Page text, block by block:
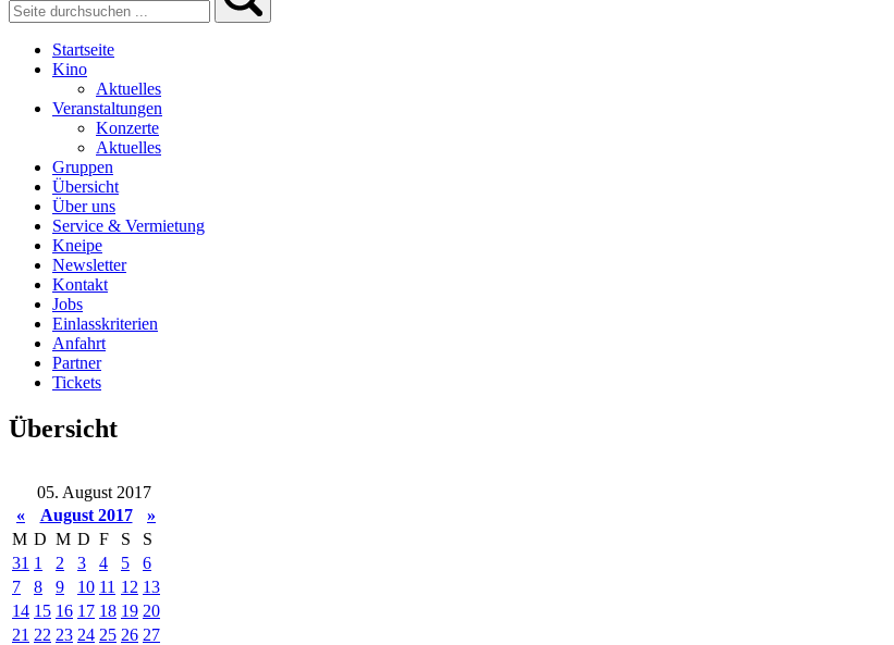
Startseite
Kino
Aktuelles
Veranstaltungen
Konzerte
Aktuelles
Gruppen
Übersicht
Über uns
Service & Vermietung
Kneipe
Newsletter
Kontakt
Jobs
Einlasskriterien
Anfahrt
Partner
Tickets
Übersicht
05. August 2017
«
August 2017
»
M D M D F S
S
31 1 2 3 4 5
6
7
8 9 10 11 12 13
14 15 16 17 18 19 20
21 22 23 24 25 26 27